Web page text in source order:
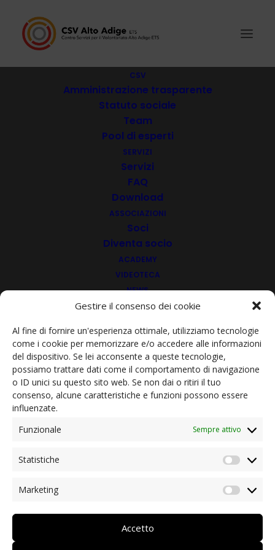
Gestire il consenso dei cookie
Al fine di fornire un'esperienza ottimale, utilizziamo tecnologie
come i cookie per memorizzare e/o accedere alle informazioni
del dispositivo. Se lei acconsente a queste tecnologie,
possiamo trattare dati come il comportamento di navigazione
o ID unici su questo sito web. Se non dai o ritiri il tuo
consenso, alcune caratteristiche e funzioni possono essere
influenzate.
Funzionale
Sempre attivo
Statistiche
Marketing
Accetto
CSV
Amministrazione trasparente
Statuto sociale
Team
Pool di esperti
SERVIZI
Servizi
FAQ
Download
ASSOCIAZIONI
Soci
Diventa socio
ACADEMY
VIDEOTECA
NEWS
Ordinanze presidenziali e informazioni utili
Iniziative dei nostri soci/partner
Rassegna stampa
Archivio news
CONTATTI
ITALIANO
Der Verein Westphal Markus
Associazione Veterani di guerra di Bolzano
Landwirtschaft Auer
ENZIAN-Südtirol
Circolo culturale Antonio Vivaldi
Bürgerinitiative Gais